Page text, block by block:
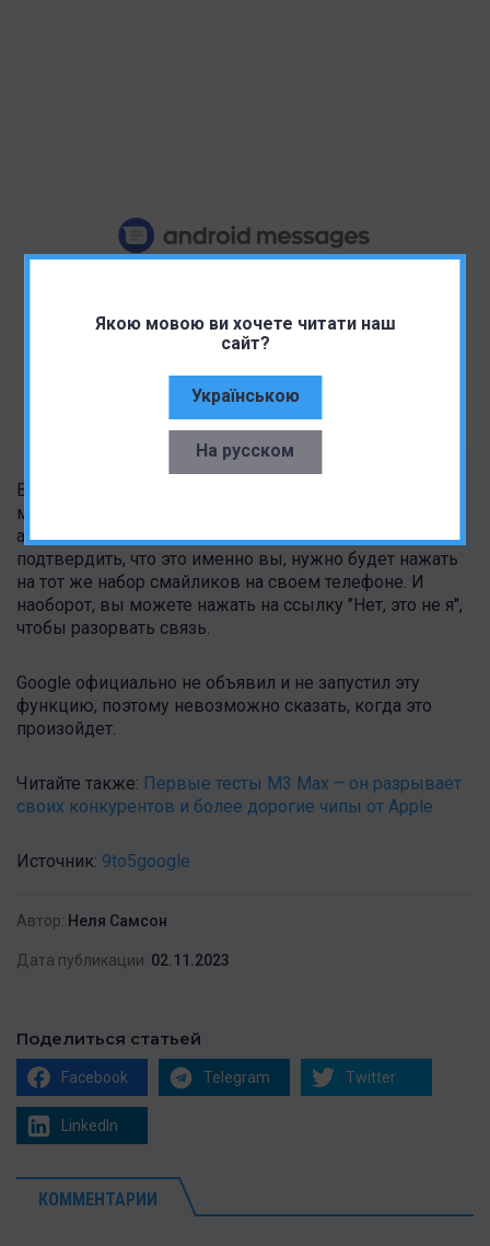
Якою мовою ви хочете читати наш
сайт?
Українською
На русском
В качестве дополнительного уровня безопасности
можно использовать систему двухфакторной
аутентификации на основе эмодзи. Чтобы
подтвердить, что это именно вы, нужно будет нажать
на тот же набор смайликов на своем телефоне. И
наоборот, вы можете нажать на ссылку "Нет, это не я",
чтобы разорвать связь.
Google официально не объявил и не запустил эту
функцию, поэтому невозможно сказать, когда это
произойдет.
Читайте также: Первые тесты M3 Max – он разрывает
своих конкурентов и более дорогие чипы от Apple
Источник: 9to5google
Автор: Неля Самсон
Дата публикации: 02.11.2023
Поделиться статьей
Facebook Telegram Twitter
LinkedIn
КОММЕНТАРИИ